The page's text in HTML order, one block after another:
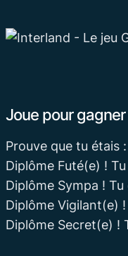
Joue pour
Prouve que tu étais :
Diplôme Futé(e) !
Diplôme Sympa !
Diplôme Vigilant(e)
Diplôme Secret(e) !